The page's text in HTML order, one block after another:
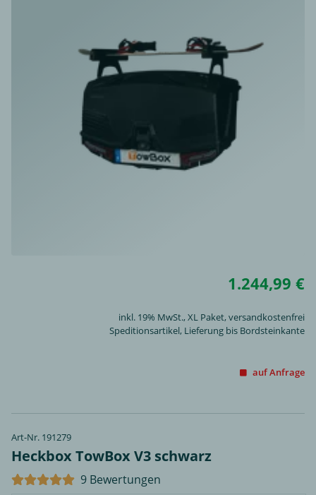
1.244,99 €
inkl. 19% MwSt.,XL Paket, versandkostenfrei
Speditionsartikel, Lieferung bis Bordsteinkante
auf Anfrage
Art-Nr. 191279
Heckbox TowBox V3 schwarz
9 Bewertungen